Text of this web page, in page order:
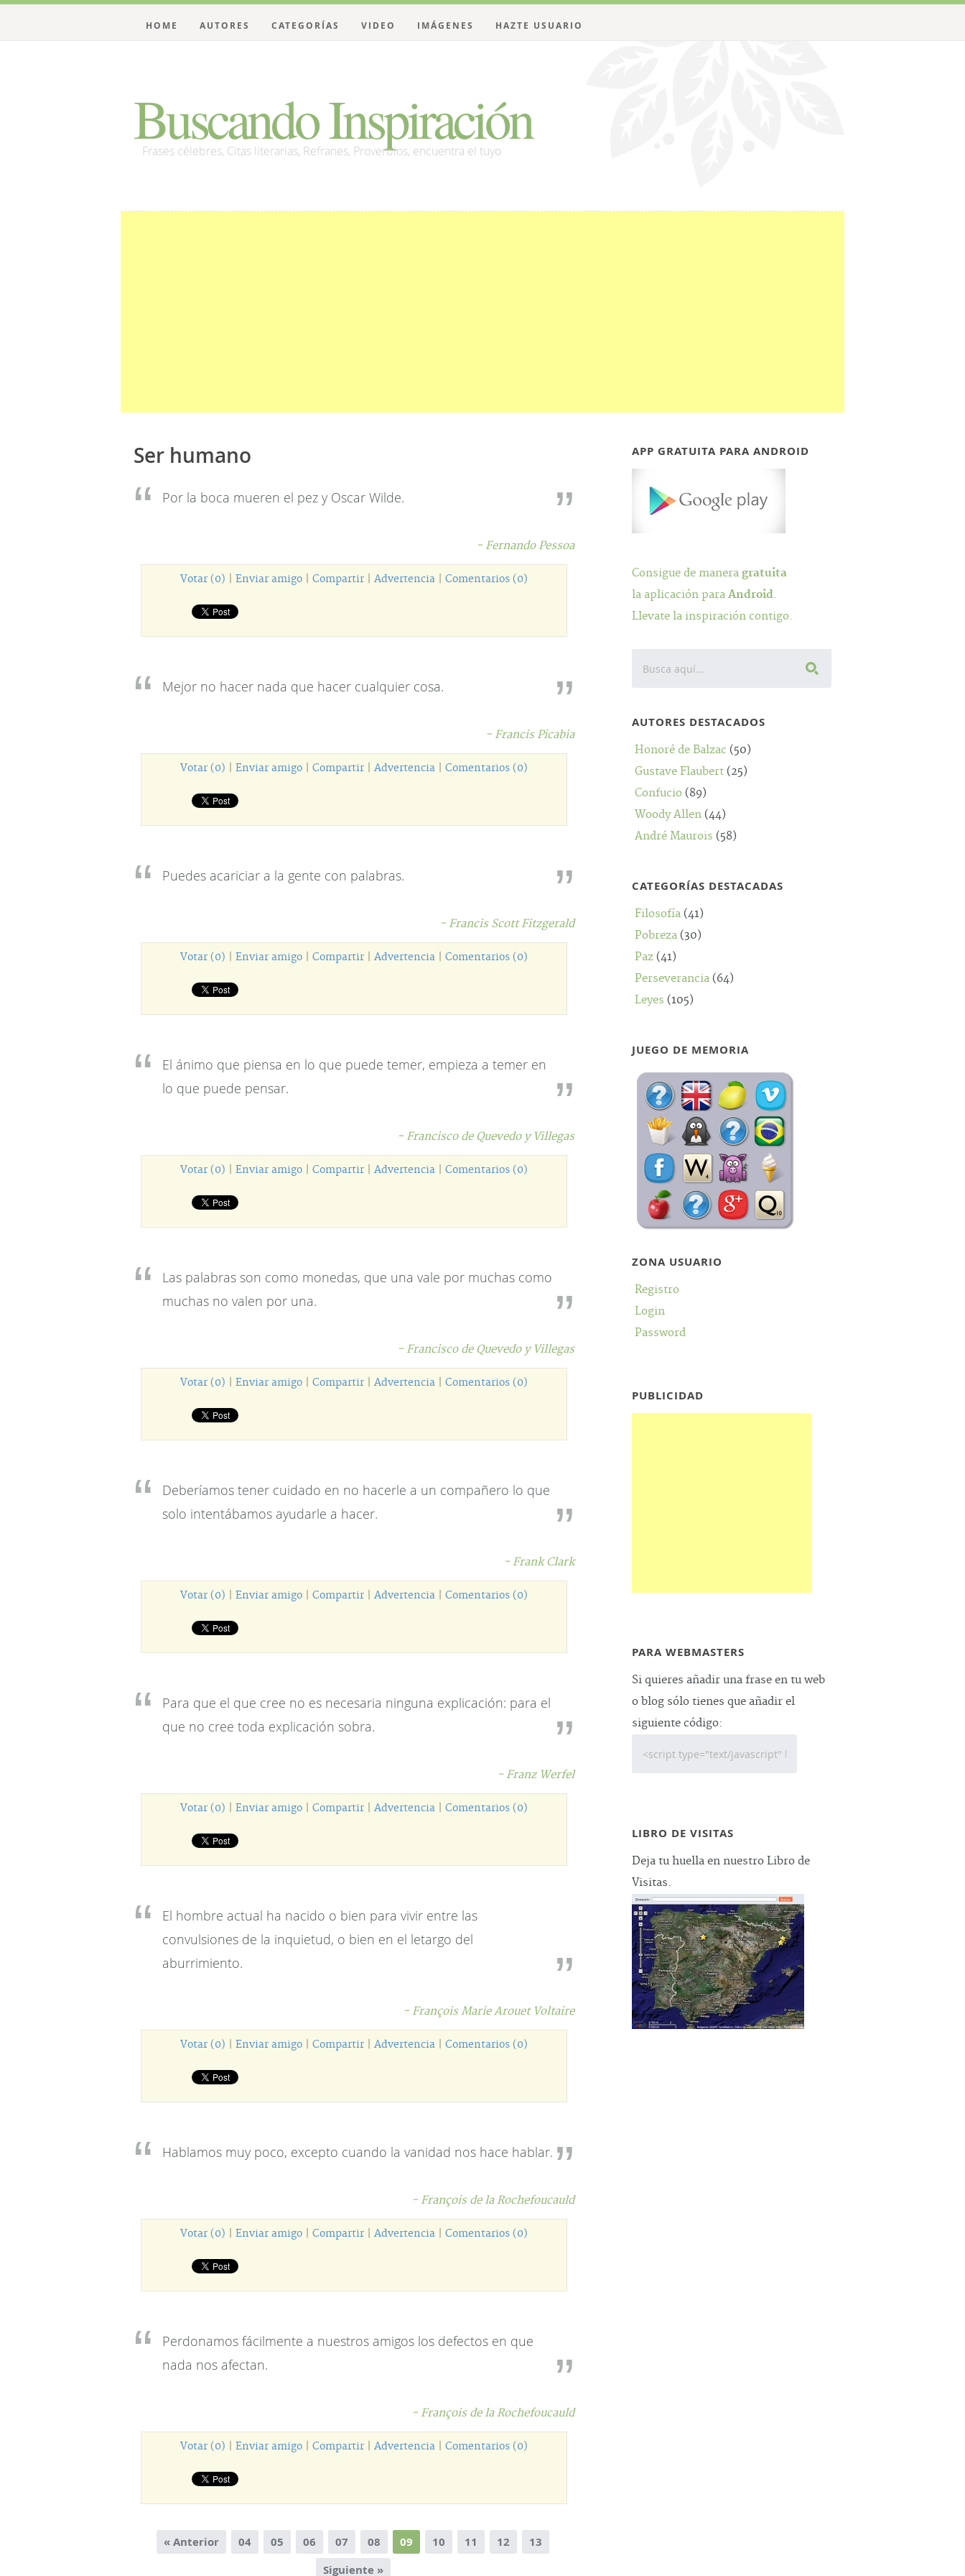
Buscando Inspiración
Frases célebres, Citas literarias, Refranes, Proverbios, encuentra el tuyo
HOME AUTORES CATEGORÍAS VIDEO IMÁGENES HAZTE USUARIO
Ser humano
Por la boca mueren el pez y Oscar Wilde.
- Fernando Pessoa
Votar (0) Enviar amigo Compartir Advertencia Comentarios (0)
Mejor no hacer nada que hacer cualquier cosa.
- Francis Picabia
Votar (0) Enviar amigo Compartir Advertencia Comentarios (0)
Puedes acariciar a la gente con palabras.
- Francis Scott Fitzgerald
Votar (0) Enviar amigo Compartir Advertencia Comentarios (0)
El ánimo que piensa en lo que puede temer, empieza a temer en
lo que puede pensar.
- Francisco de Quevedo y Villegas
Votar (0) Enviar amigo Compartir Advertencia Comentarios (0)
Las palabras son como monedas, que una vale por muchas como
muchas no valen por una.
- Francisco de Quevedo y Villegas
Votar (0) Enviar amigo Compartir Advertencia Comentarios (0)
Deberíamos tener cuidado en no hacerle a un compañero lo que
solo intentábamos ayudarle a hacer.
- Frank Clark
Votar (0) Enviar amigo Compartir Advertencia Comentarios (0)
Para que el que cree no es necesaria ninguna explicación: para el
que no cree toda explicación sobra.
- Franz Werfel
Votar (0) Enviar amigo Compartir Advertencia Comentarios (0)
El hombre actual ha nacido o bien para vivir entre las
convulsiones de la inquietud, o bien en el letargo del
aburrimiento.
- François Marie Arouet Voltaire
Votar (0) Enviar amigo Compartir Advertencia Comentarios (0)
Hablamos muy poco, excepto cuando la vanidad nos hace hablar.
- François de la Rochefoucauld
Votar (0) Enviar amigo Compartir Advertencia Comentarios (0)
Perdonamos fácilmente a nuestros amigos los defectos en que
nada nos afectan.
- François de la Rochefoucauld
Votar (0) Enviar amigo Compartir Advertencia Comentarios (0)
« Anterior 04 05 06 07 08 09 10 11 12
13
Siguiente »
APP GRATUITA PARA ANDROID
Consigue de maneragratuita
la aplicación paraAndroid.
Llevate la inspiración contigo.
AUTORES DESTACADOS
Honoré de Balzac (50)
Gustave Flaubert (25)
Confucio (89)
Woody Allen (44)
André Maurois (58)
CATEGORÍAS DESTACADAS
Filosofía (41)
Pobreza (30)
Paz (41)
Perseverancia (64)
Leyes (105)
JUEGO DE MEMORIA
ZONA USUARIO
Registro
Login
Password
PUBLICIDAD
PARA WEBMASTERS
Si quieres añadir una frase en tu web
o blog sólo tienes que añadir el
siguiente código:
LIBRO DE VISITAS
Deja tu huella en nuestro Libro de
Visitas.